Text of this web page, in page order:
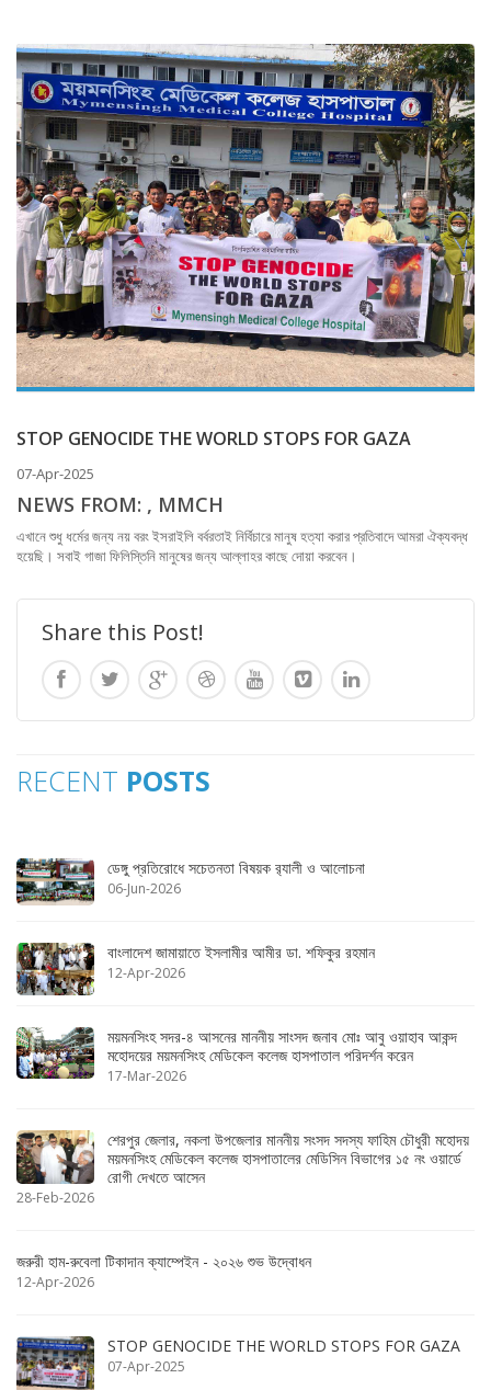
STOP GENOCIDE THE WORLD STOPS FOR GAZA
07-Apr-2025
NEWS FROM: , MMCH
এখানে শুধু ধর্মের জন্য নয় বরং ইসরাইলি বর্বরতাই নির্বিচারে মানুষ হত্যা করার প্রতিবাদে আমরা ঐক্যবদ্ধ
হয়েছি। সবাই গাজা ফিলিস্তিনি মানুষের জন্য আল্লাহর কাছে দোয়া করবেন।
Share this Post!
RECENT POSTS
ডেঙ্গু প্রতিরোধে সচেতনতা বিষয়ক র‌্যালী ও আলোচনা
06-Jun-2026
বাংলাদেশ জামায়াতে ইসলামীর আমীর ডা. শফিকুর রহমান
12-Apr-2026
ময়মনসিংহ সদর-৪ আসনের মাননীয় সাংসদ জনাব মোঃ আবু ওয়াহাব আকন্দ
মহোদয়ের ময়মনসিংহ মেডিকেল কলেজ হাসপাতাল পরিদর্শন করেন
17-Mar-2026
শেরপুর জেলার, নকলা উপজেলার মাননীয় সংসদ সদস্য ফাহিম চৌধুরী মহোদয়
ময়মনসিংহ মেডিকেল কলেজ হাসপাতালের মেডিসিন বিভাগের ১৫ নং ওয়ার্ডে
রোগী দেখতে আসেন
28-Feb-2026
জরুরী হাম-রুবেলা টিকাদান ক্যাম্পেইন - ২০২৬ শুভ উদ্বোধন
12-Apr-2026
STOP GENOCIDE THE WORLD STOPS FOR GAZA
07-Apr-2025